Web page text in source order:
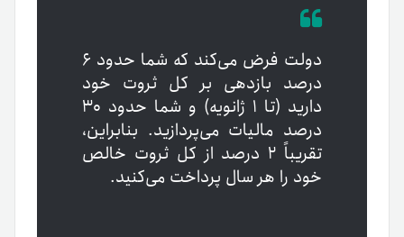
دولت فرض می‌کند که شما حدود ۶
درصد بازدهی بر کل ثروت خود
دارید (تا ۱ ژانویه) و شما حدود ۳۰
درصد مالیات می‌پردازید. بنابراین،
تقریباً ۲ درصد از کل ثروت خالص
خود را هر سال پرداخت می‌کنید.